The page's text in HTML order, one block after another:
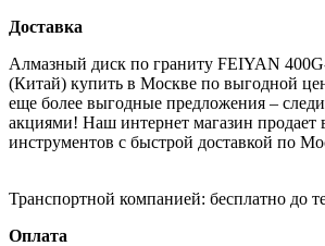
Доставка
Алмазный диск по граниту FEIYAN
(Китай) купить в Москве по выгодной
еще более выгодные предложения –
акциями! Наш интернет магазин продает
инструментов с быстрой доставкой по
Транспортной компанией: бесплатно до
Оплата